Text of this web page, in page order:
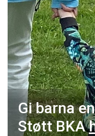
Gi barna
Støtt BKA